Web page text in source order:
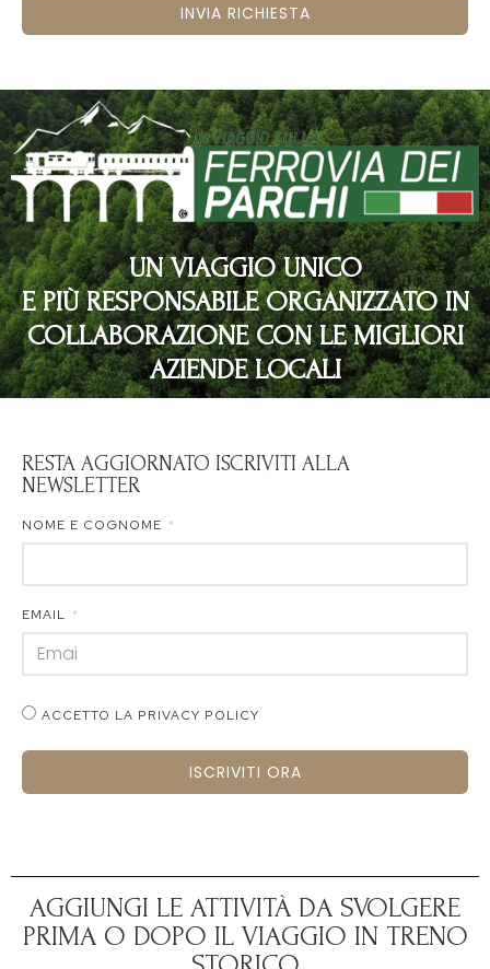
INVIA RICHIESTA
UN VIAGGIO UNICO
E PIÙ RESPONSABILE ORGANIZZATO IN
COLLABORAZIONE CON LE MIGLIORI
AZIENDE LOCALI
RESTA AGGIORNATO ISCRIVITI ALLA
NEWSLETTER
NOME E COGNOME
EMAIL
ACCETTO LA PRIVACY POLICY
ISCRIVITI ORA
AGGIUNGI LE ATTIVITÀ DA SVOLGERE
PRIMA O DOPO IL VIAGGIO IN TRENO